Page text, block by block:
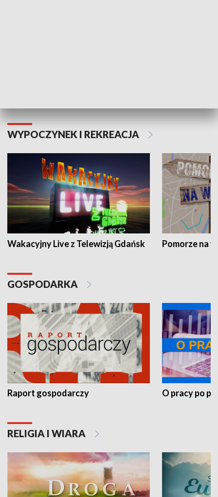
WYPOCZYNEK I REKREACJA
Wakacyjny Live z Telewizją Gdańsk Pomorze na
GOSPODARKA
Raport gospodarczy O pracy po
RELIGIA I WIARA